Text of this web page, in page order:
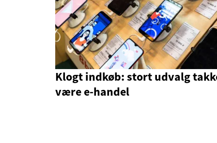
Klogt indkøb: stort udvalg
være e-handel